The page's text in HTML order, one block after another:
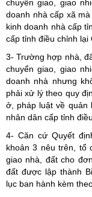
chuyển giao, giao
doanh nhà cấp xã
kinh doanh nhà cấp
cấp tỉnh điều chỉnh lại
3- Trường hợp nhà,
chuyển giao, giao
doanh nhà nhưng
phải xử lý theo quy
ở, pháp luật về quản
nhân dân cấp tỉnh
4- Căn cứ Quyết
khoản 3 nêu trên, tổ
giao nhà, đất cho
đất được lập thành
lục ban hành kèm